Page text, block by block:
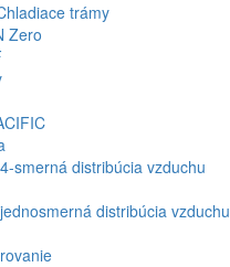
trámy
Zero
smerná distribúcia vzduchu
distribúcia vzduchu